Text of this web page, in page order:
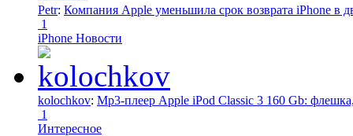
Petr: Компания Apple уменьшила срок возврата iPhone в
1
iPhone Новости
kolochkov: Mp3-плеер Apple iPod Classic 3 160 Gb:
1
Интересное